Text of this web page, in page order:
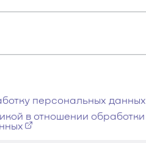
персональных данных
в отношении обработки